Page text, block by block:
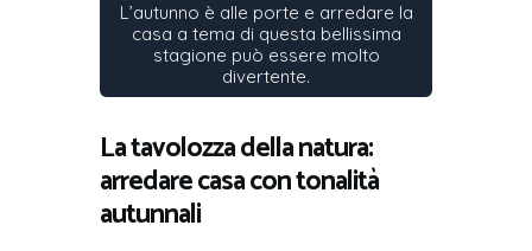
L’autunno è alle porte e arredare la
casa a tema di questa bellissima
stagione può essere molto
divertente.
La tavolozza della natura:
arredare casa con tonalità
autunnali